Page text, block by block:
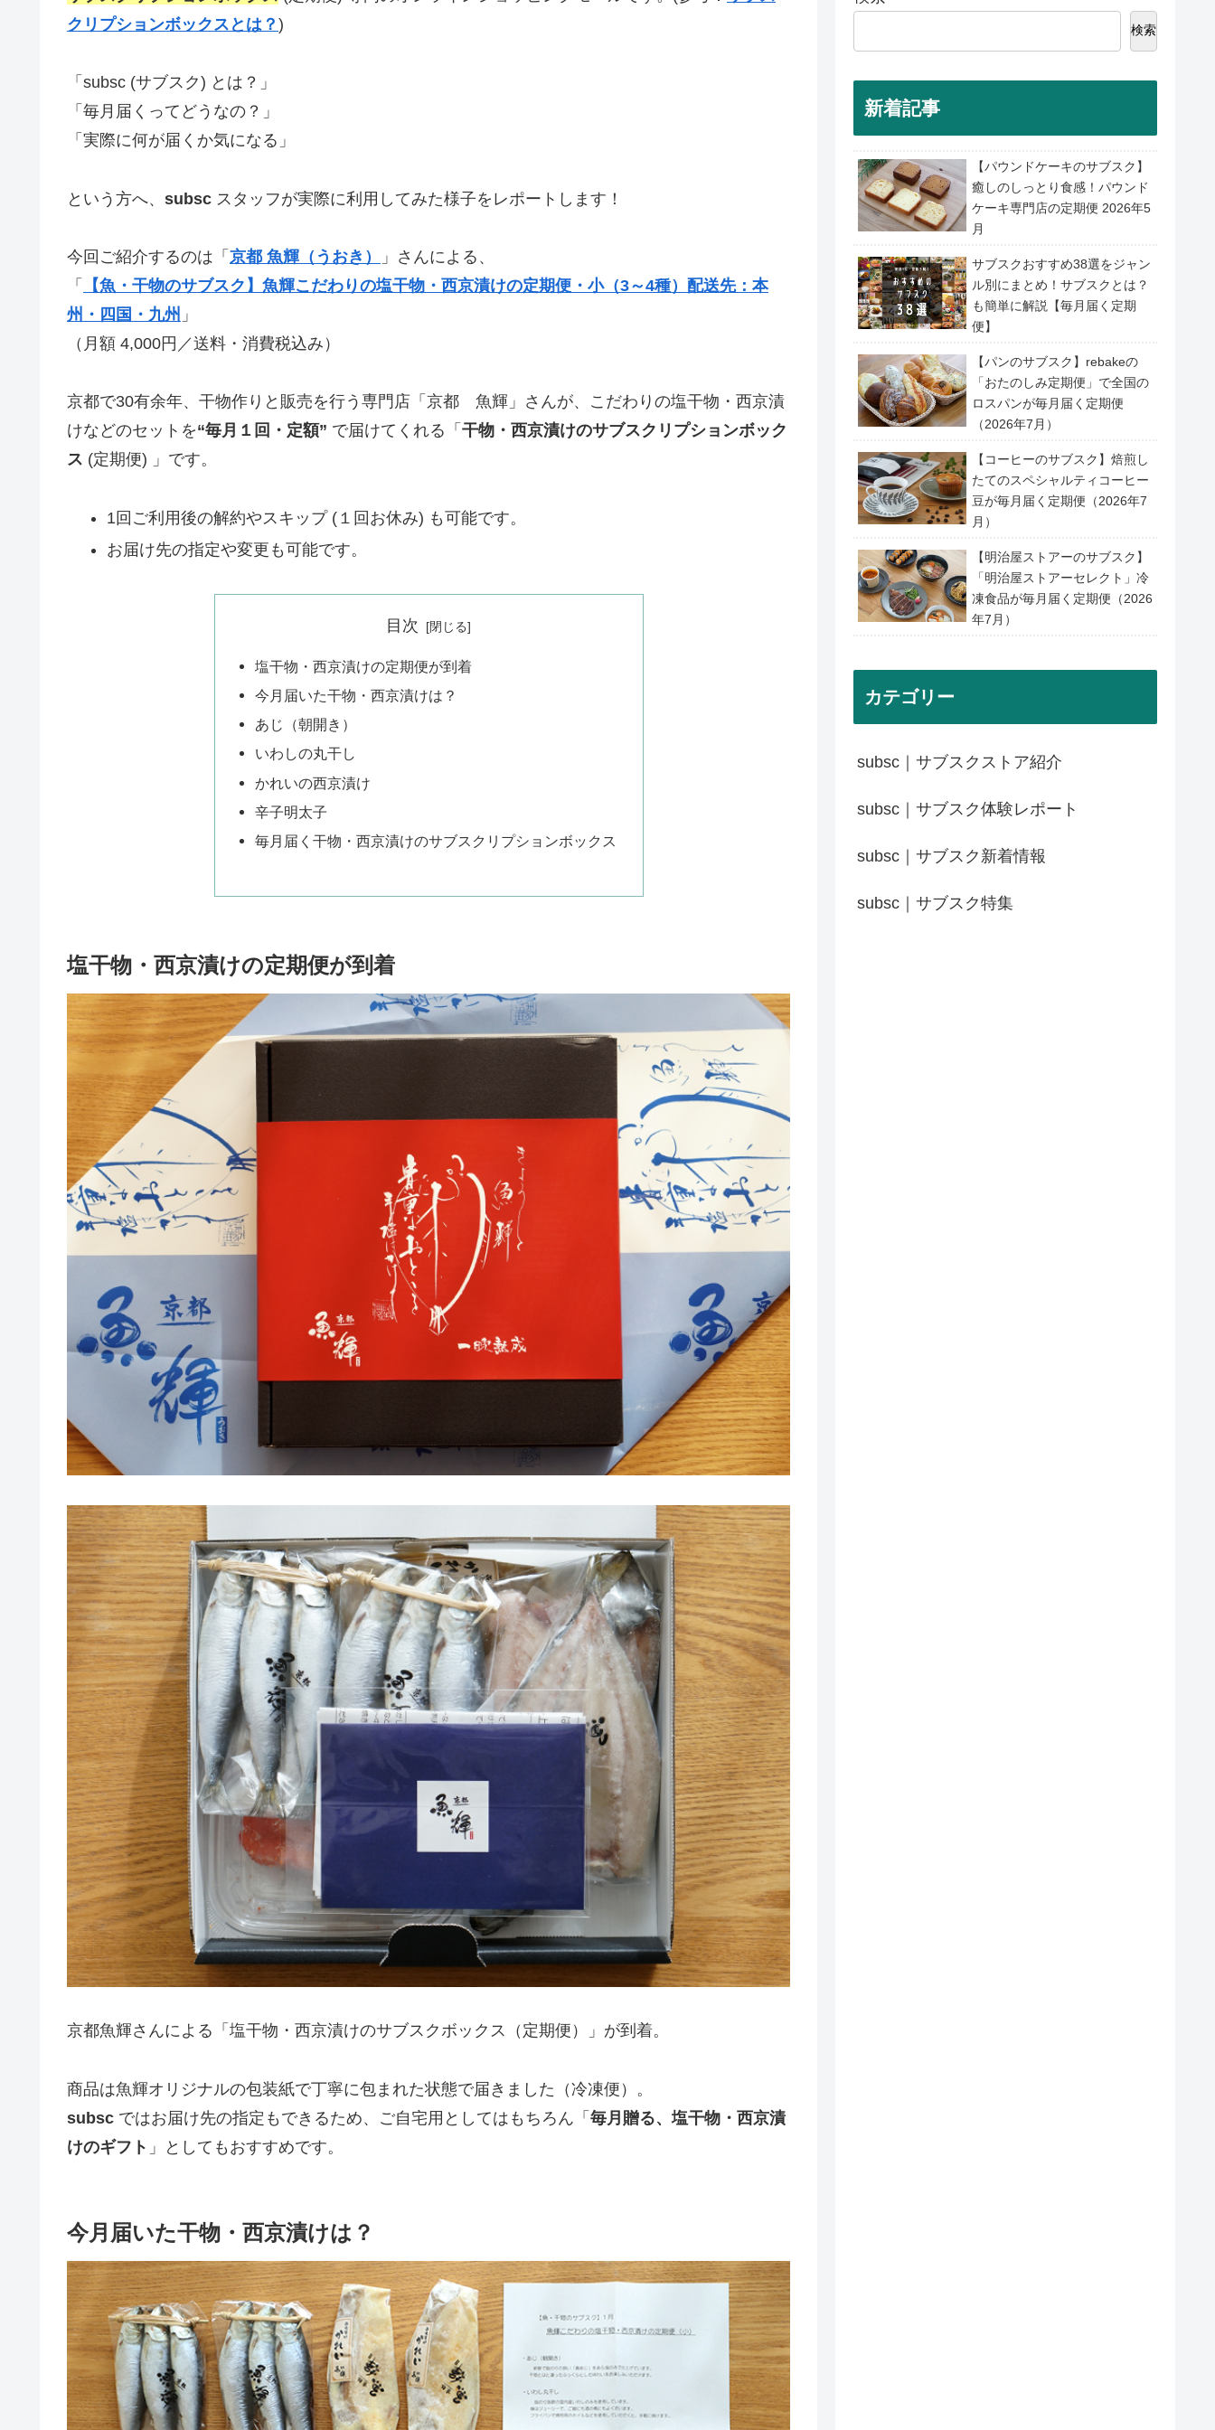
クリプションボックスとは？ )
「subsc (サブスク) とは？」
「毎月届くってどうなの？」
「実際に何が届くか気になる」
という方へ、 subsc スタッフが実際に利用してみた様子をレポートします！
今回ご紹介するのは「 京都 魚輝（うおき）
」さんによる、
「
【魚・干物のサブスク】魚輝こだわりの塩干物・西京漬けの定期便・小（3～4種）配送先：本
州・四国・九州 」
（月額 4,000円／送料・消費税込み）
京都で30有余年、干物作りと販売を行う専門店「京都 魚輝」さんが、こだわりの塩干物・西京漬
けなどのセットを“毎月１回・定額” で届けてくれる「 干物・西京漬けのサブスクリプションボック
ス (定期便) 」です。
1回ご利用後の解約やスキップ (１回お休み) も可能です。
お届け先の指定や変更も可能です。
目次
塩干物・西京漬けの定期便が到着
今月届いた干物・西京漬けは？
あじ（朝開き）
いわしの丸干し
かれいの西京漬け
辛子明太子
毎月届く干物・西京漬けのサブスクリプションボックス
塩干物・西京漬けの定期便が到着
京都魚輝さんによる「塩干物・西京漬けのサブスクボックス（定期便）」が到着。
商品は魚輝オリジナルの包装紙で丁寧に包まれた状態で届きました（冷凍便）。
subsc ではお届け先の指定もできるため、ご自宅用としてはもちろん「 毎月贈る、塩干物・西京漬
けのギフト 」としてもおすすめです。
今月届いた干物・西京漬けは？
検索
新着記事
【パウンドケーキのサブスク】
癒しのしっとり食感！パウンド
ケーキ専門店の定期便 2026年5
月
サブスクおすすめ38選をジャン
ル別にまとめ！サブスクとは？
も簡単に解説【毎月届く定期
便】
【パンのサブスク】rebakeの
「おたのしみ定期便」で全国の
ロスパンが毎月届く定期便
（2026年7月）
【コーヒーのサブスク】焙煎し
たてのスペシャルティコーヒー
豆が毎月届く定期便（2026年7
月）
【明治屋ストアーのサブスク】
「明治屋ストアーセレクト」冷
凍食品が毎月届く定期便（2026
年7月）
カテゴリー
subsc｜サブスクストア紹介
subsc｜サブスク体験レポート
subsc｜サブスク新着情報
subsc｜サブスク特集